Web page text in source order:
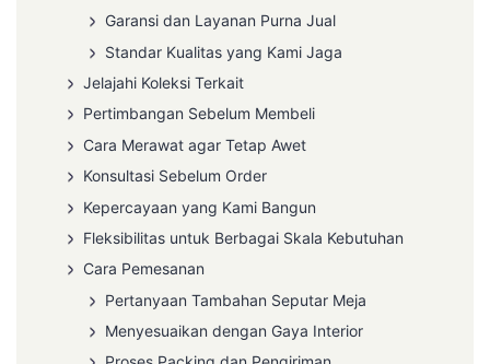
Garansi dan Layanan Purna Jual
Standar Kualitas yang Kami Jaga
Jelajahi Koleksi Terkait
Pertimbangan Sebelum Membeli
Cara Merawat agar Tetap Awet
Konsultasi Sebelum Order
Kepercayaan yang Kami Bangun
Fleksibilitas untuk Berbagai Skala Kebutuhan
Cara Pemesanan
Pertanyaan Tambahan Seputar Meja
Menyesuaikan dengan Gaya Interior